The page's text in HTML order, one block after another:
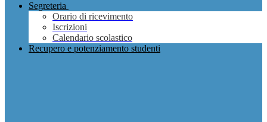
Segreteria
Orario di ricevimento
Iscrizioni
Calendario scolastico
Recupero e potenziamento studenti